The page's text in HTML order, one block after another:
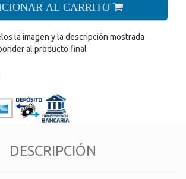
AL CARRITO
la imagen y la descripción mostrada
al producto final
DESCRIPCIÓN